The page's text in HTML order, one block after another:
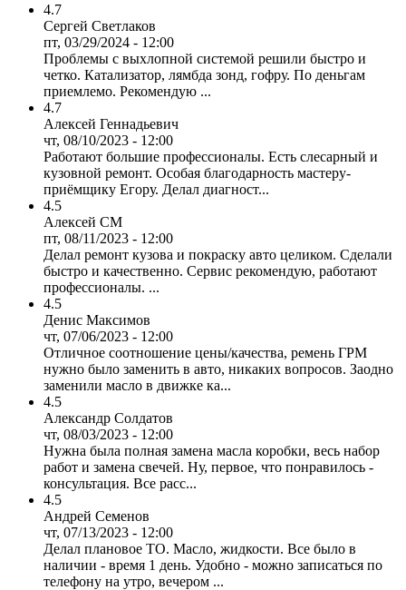
4.7
Сергей Светлаков
пт, 03/29/2024 - 12:00
Проблемы с выхлопной системой решили быстро и
четко. Катализатор, лямбда зонд, гофру. По деньгам
приемлемо. Рекомендую ...
4.7
Алексей Геннадьевич
чт, 08/10/2023 - 12:00
Работают большие профессионалы. Есть слесарный и
кузовной ремонт. Особая благодарность мастеру-
приёмщику Егору. Делал диагност...
4.5
Алексей СМ
пт, 08/11/2023 - 12:00
Делал ремонт кузова и покраску авто целиком. Сделали
быстро и качественно. Сервис рекомендую, работают
профессионалы. ...
4.5
Денис Максимов
чт, 07/06/2023 - 12:00
Отличное соотношение цены/качества, ремень ГРМ
нужно было заменить в авто, никаких вопросов. Заодно
заменили масло в движке ка...
4.5
Александр Солдатов
чт, 08/03/2023 - 12:00
Нужна была полная замена масла коробки, весь набор
работ и замена свечей. Ну, первое, что понравилось -
консультация. Все расс...
4.5
Андрей Семенов
чт, 07/13/2023 - 12:00
Делал плановое ТО. Масло, жидкости. Все было в
наличии - время 1 день. Удобно - можно записаться по
телефону на утро, вечером ...